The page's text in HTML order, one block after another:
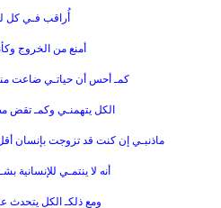
أُراقب فـي كل
أمنع من الخروج
كمـ أحس أن حياتـي ضاعت
الكل يتهمنـي وكمـ تقض
ماذنبـي إن كنت قد تزوجت بإنسان
أنه لا ينتمـي للإنسانية
ومع ذلكـ الكل يتحدث